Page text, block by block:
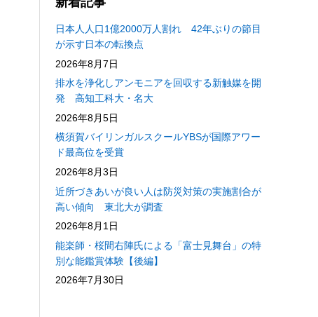
日本人人口1億2000万人割れ 42年ぶりの節目
が示す日本の転換点
2026年8月7日
排水を浄化しアンモニアを回収する新触媒を開
発 高知工科大・名大
2026年8月5日
横須賀バイリンガルスクールYBSが国際アワー
ド最高位を受賞
2026年8月3日
近所づきあいが良い人は防災対策の実施割合が
高い傾向 東北大が調査
2026年8月1日
能楽師・桜間右陣氏による「富士見舞台」の特
別な能鑑賞体験【後編】
2026年7月30日